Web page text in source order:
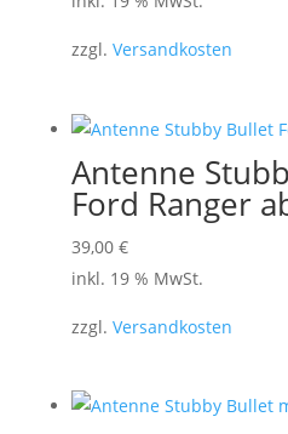
86,00 €79,00 €.
zzgl. Versandkosten
Antenne
Ford Ranger
39,00 €
inkl. 19 % MwSt.
zzgl. Versandkosten